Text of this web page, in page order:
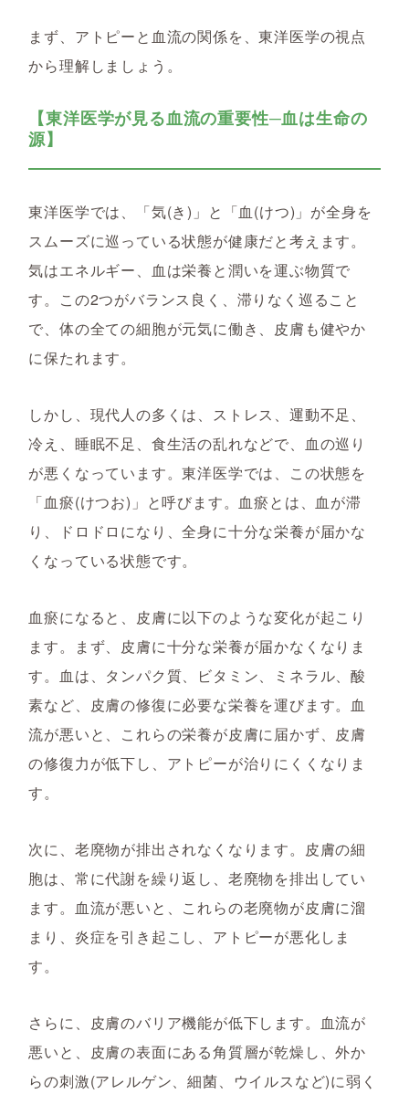
まず、アトピーと血流の関係を、東洋医学の視点
から理解しましょう。
【東洋医学が見る血流の重要性─血は生命の
源】
東洋医学では、「気(き)」と「血(けつ)」が全身を
スムーズに巡っている状態が健康だと考えます。
気はエネルギー、血は栄養と潤いを運ぶ物質で
す。この2つがバランス良く、滞りなく巡ること
で、体の全ての細胞が元気に働き、皮膚も健やか
に保たれます。
しかし、現代人の多くは、ストレス、運動不足、
冷え、睡眠不足、食生活の乱れなどで、血の巡り
が悪くなっています。東洋医学では、この状態を
「血瘀(けつお)」と呼びます。血瘀とは、血が滞
り、ドロドロになり、全身に十分な栄養が届かな
くなっている状態です。
血瘀になると、皮膚に以下のような変化が起こり
ます。まず、皮膚に十分な栄養が届かなくなりま
す。血は、タンパク質、ビタミン、ミネラル、酸
素など、皮膚の修復に必要な栄養を運びます。血
流が悪いと、これらの栄養が皮膚に届かず、皮膚
の修復力が低下し、アトピーが治りにくくなりま
す。
次に、老廃物が排出されなくなります。皮膚の細
胞は、常に代謝を繰り返し、老廃物を排出してい
ます。血流が悪いと、これらの老廃物が皮膚に溜
まり、炎症を引き起こし、アトピーが悪化しま
す。
さらに、皮膚のバリア機能が低下します。血流が
悪いと、皮膚の表面にある角質層が乾燥し、外か
らの刺激(アレルゲン、細菌、ウイルスなど)に弱く